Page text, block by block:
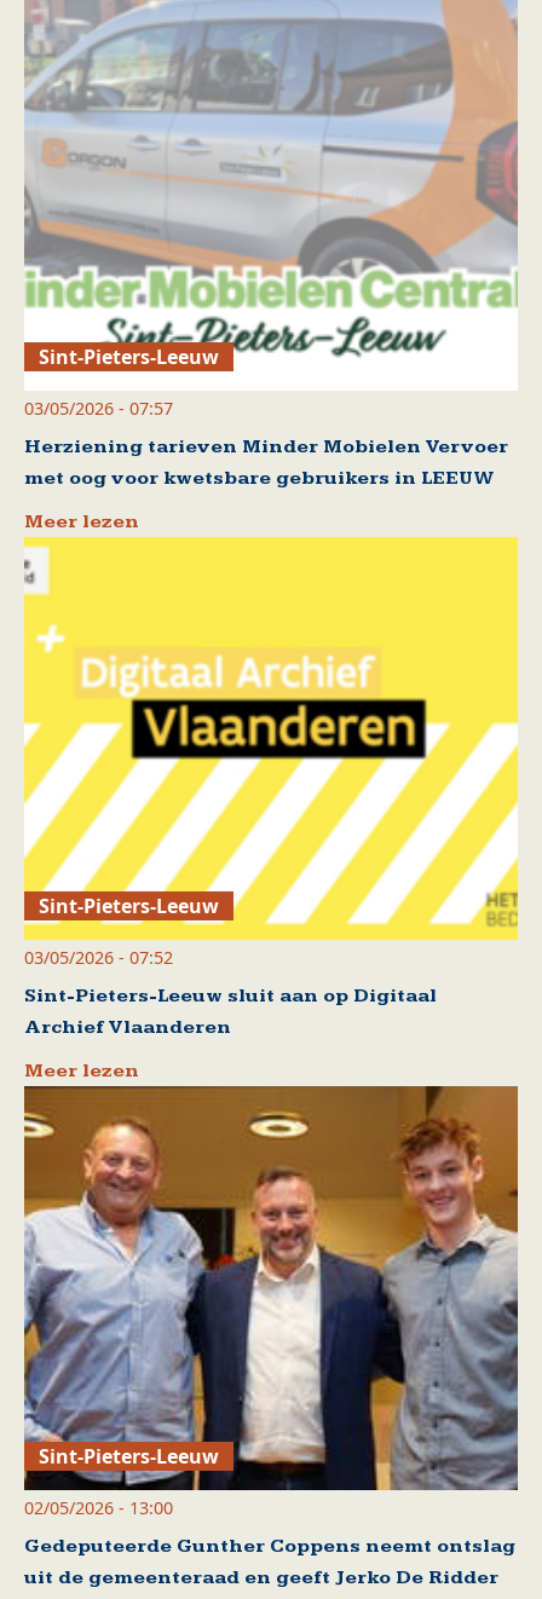
Sint-Pieters-Leeuw
03/05/2026 - 07:57
Herziening tarieven Minder Mobielen Vervoer
met oog voor kwetsbare gebruikers in LEEUW
Meer lezen
Sint-Pieters-Leeuw
03/05/2026 - 07:52
Sint-Pieters-Leeuw sluit aan op Digitaal
Archief Vlaanderen
Meer lezen
Sint-Pieters-Leeuw
02/05/2026 - 13:00
Gedeputeerde Gunther Coppens neemt ontslag
uit de gemeenteraad en geeft Jerko De Ridder